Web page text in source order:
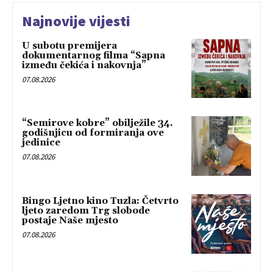
Najnovije vijesti
U subotu premijera
dokumentarnog filma “Sapna
između čekića i nakovnja”
07.08.2026
“Semirove kobre” obilježile 34.
godišnjicu od formiranja ove
jedinice
07.08.2026
Bingo Ljetno kino Tuzla: Četvrto
ljeto zaredom Trg slobode
postaje Naše mjesto
07.08.2026